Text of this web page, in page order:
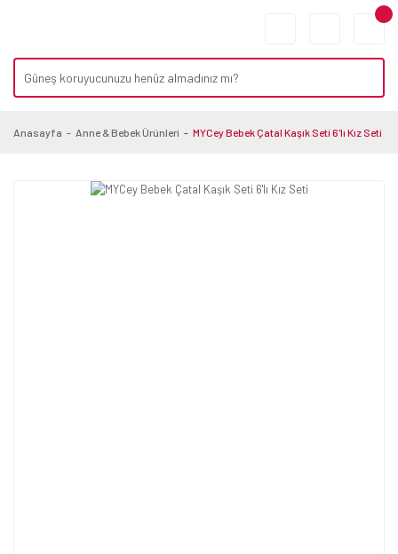
Anasayfa Anne & Bebek Ürünleri MYCey Bebek Çatal Kaşık Seti 6'lı Kız Seti